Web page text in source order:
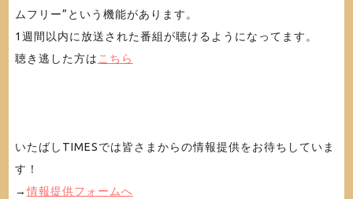
ムフリー”という機能があります。
1週間以内に放送された番組が聴けるようになってます。
聴き逃した方は こちら
いたばしTIMESでは皆さまからの情報提供をお待ちしていま
す！
→情報提供フォームへ